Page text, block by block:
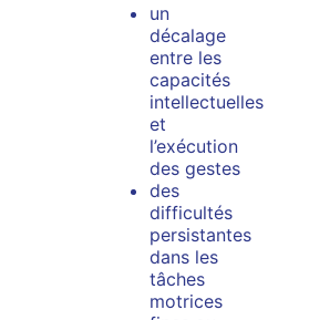
un
décalage
entre les
capacités
intellectuelles
et
l’exécution
des gestes
des
difficultés
persistantes
dans les
tâches
motrices